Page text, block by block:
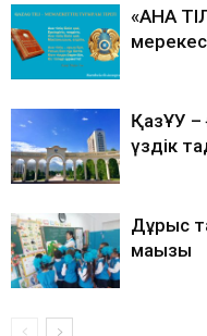
«АНА
ҚазҰУ
үздік
Дұрыс
маңызы